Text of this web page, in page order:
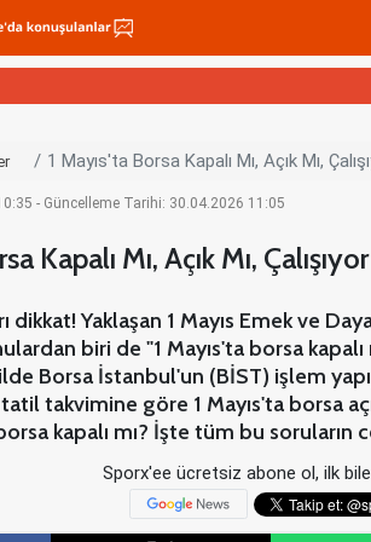
1 Mayıs'ta Borsa Kapalı Mı, Açık Mı,
- Güncelleme Tarihi: 30.04.2026 11:05
Kapalı Mı, Açık Mı,
dikkat! Yaklaşan 1 Mayıs Emek ve
biri de "1 Mayıs'ta borsa kapalı
Borsa İstanbul'un (BİST) işlem
takvimine göre 1 Mayıs'ta borsa
kapalı mı? İşte tüm bu soruların
Sporx'ee ücretsiz abone ol, ilk